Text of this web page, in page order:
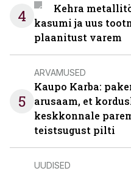
4
Kehra
kasumi ja uus
plaanitust varem
5
ARVAMUSED
Kaupo Karba:
arusaam, et
keskkonnale
teistsugust pilti
UUDISED